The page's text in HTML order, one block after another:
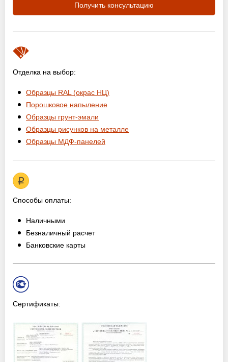
Получить консультацию
Отделка на выбор:
Образцы RAL (окрас НЦ)
Порошковое напыление
Образцы грунт-эмали
Образцы рисунков на металле
Образцы МДФ-панелей
Способы оплаты:
Наличными
Безналичный расчет
Банковские карты
Сертификаты: